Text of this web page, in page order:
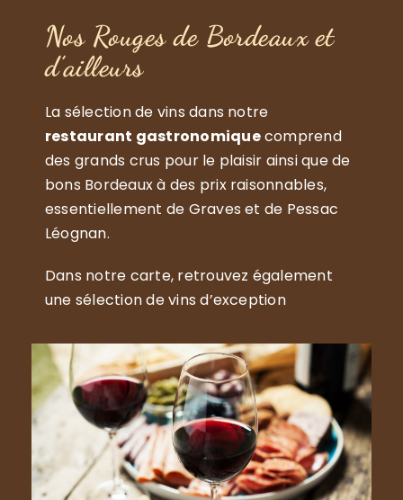
Nos Rouges de Bordeaux et
d’ailleurs
La sélection de vins dans notre
restaurant gastronomiquecomprend
des grands crus pour le plaisir ainsi que de
bons Bordeaux à des prix raisonnables,
essentiellement de Graves et de Pessac
Léognan.
Dans notre carte, retrouvez également
une sélection de vins d’exception